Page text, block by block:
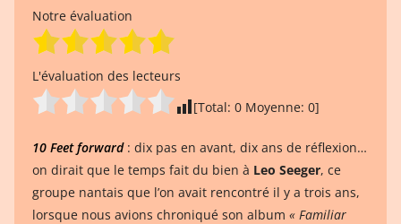
Notre évaluation
L'évaluation des lecteurs
[Total: 0 Moyenne: 0]
10 Feet forward: dix pas en avant, dix ans de réflexion…
on dirait que le temps fait du bien à Leo Seeger, ce
groupe nantais que l’on avait rencontré il y a trois ans,
lorsque nous avions chroniqué son album « Familiar